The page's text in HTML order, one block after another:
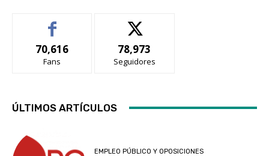
70,616
Fans
78,973
Seguidores
ÚLTIMOS ARTÍCULOS
EMPLEO PÚBLICO Y OPOSICIONES